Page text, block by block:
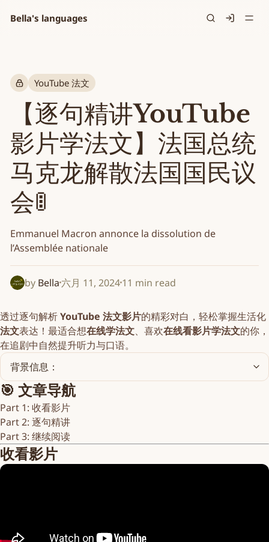
Bella's languages
YouTube 法文
【逐句精讲YouTube
影片学法文】法国总统
马克龙解散法国国民议
会🚦
Emmanuel Macron annonce la dissolution de
l’Assemblée nationale
by Bella六月 11, 202411 min read
透过逐句解析YouTube 法文影片的精彩对白，轻松掌握生活化
法文表达！最适合想在线学法文、喜欢在线看影片学法文的你，
在追剧中自然提升听力与口语。
背景信息：
🎯 文章导航
Part 1: 收看影片
Part 2: 逐句精讲
Part 3: 继续阅读
收看影片